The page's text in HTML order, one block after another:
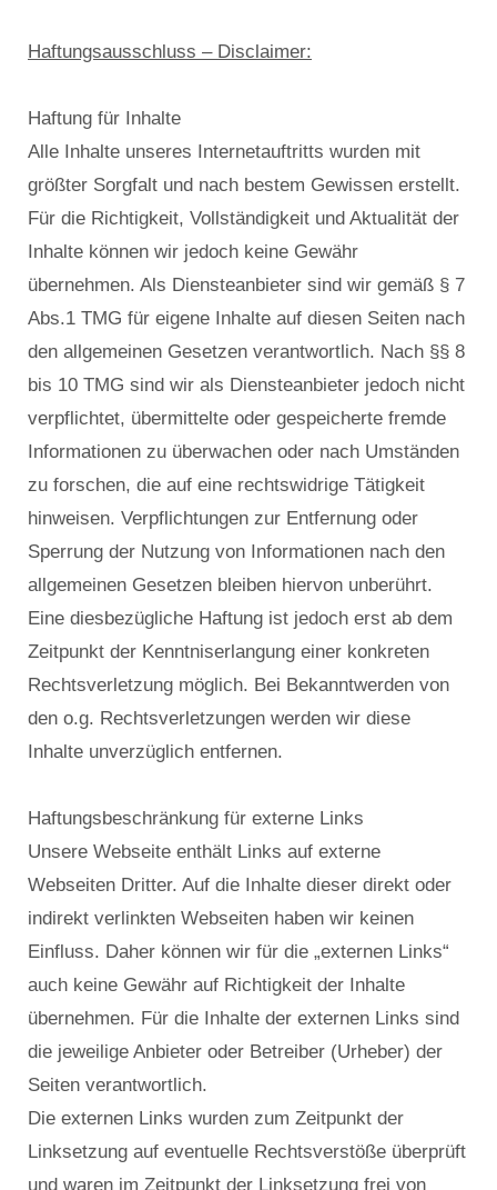
Haftungsausschluss – Disclaimer:
Haftung für Inhalte
Alle Inhalte unseres Internetauftritts wurden mit
größter Sorgfalt und nach bestem Gewissen erstellt.
Für die Richtigkeit, Vollständigkeit und Aktualität der
Inhalte können wir jedoch keine Gewähr
übernehmen. Als Diensteanbieter sind wir gemäß § 7
Abs.1 TMG für eigene Inhalte auf diesen Seiten nach
den allgemeinen Gesetzen verantwortlich. Nach §§ 8
bis 10 TMG sind wir als Diensteanbieter jedoch nicht
verpflichtet, übermittelte oder gespeicherte fremde
Informationen zu überwachen oder nach Umständen
zu forschen, die auf eine rechtswidrige Tätigkeit
hinweisen. Verpflichtungen zur Entfernung oder
Sperrung der Nutzung von Informationen nach den
allgemeinen Gesetzen bleiben hiervon unberührt.
Eine diesbezügliche Haftung ist jedoch erst ab dem
Zeitpunkt der Kenntniserlangung einer konkreten
Rechtsverletzung möglich. Bei Bekanntwerden von
den o.g. Rechtsverletzungen werden wir diese
Inhalte unverzüglich entfernen.
Haftungsbeschränkung für externe Links
Unsere Webseite enthält Links auf externe
Webseiten Dritter. Auf die Inhalte dieser direkt oder
indirekt verlinkten Webseiten haben wir keinen
Einfluss. Daher können wir für die „externen Links“
auch keine Gewähr auf Richtigkeit der Inhalte
übernehmen. Für die Inhalte der externen Links sind
die jeweilige Anbieter oder Betreiber (Urheber) der
Seiten verantwortlich.
Die externen Links wurden zum Zeitpunkt der
Linksetzung auf eventuelle Rechtsverstöße überprüft
und waren im Zeitpunkt der Linksetzung frei von